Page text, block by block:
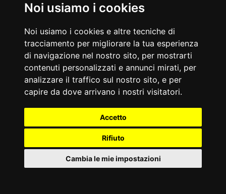
Noi usiamo i cookies
Noi usiamo i cookies e altre tecniche di
tracciamento per migliorare la tua esperienza
di navigazione nel nostro sito, per mostrarti
contenuti personalizzati e annunci mirati, per
analizzare il traffico sul nostro sito, e per
capire da dove arrivano i nostri visitatori.
Accetto
Rifiuto
Cambia le mie impostazioni
il 05/02/2018